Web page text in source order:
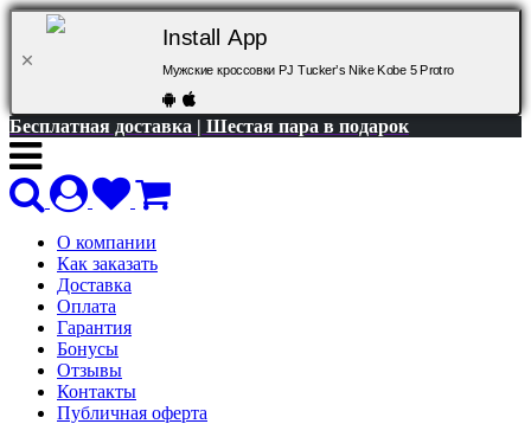
Install App
Мужские кроссовки PJ Tucker’s Nike Kobe 5 Protro
Бесплатная доставка | Шестая пара в подарок
О компании
Как заказать
Доставка
Оплата
Гарантия
Бонусы
Отзывы
Контакты
Публичная оферта